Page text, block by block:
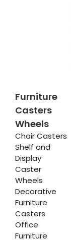
Furniture
Casters
Wheels
Chair Casters
Shelf and
Display
Caster
Wheels
Decorative
Furniture
Casters
Office
Furniture